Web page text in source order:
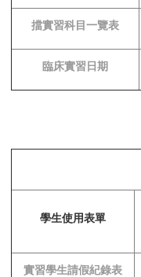
擋實習科目一覽表
臨床實習日期
學生使用表單
實習學生請假紀錄表